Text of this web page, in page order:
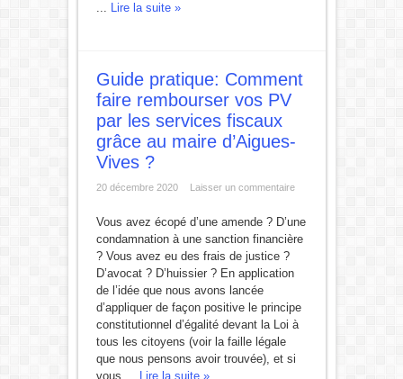
... Lire la suite »
Guide pratique: Comment
faire rembourser vos PV
par les services fiscaux
grâce au maire d’Aigues-
Vives ?
20 décembre 2020 Laisser un commentaire
Vous avez écopé d’une amende ? D’une
condamnation à une sanction financière
? Vous avez eu des frais de justice ?
D’avocat ? D’huissier ? En application
de l’idée que nous avons lancée
d’appliquer de façon positive le principe
constitutionnel d’égalité devant la Loi à
tous les citoyens (voir la faille légale
que nous pensons avoir trouvée), et si
vous ... Lire la suite »